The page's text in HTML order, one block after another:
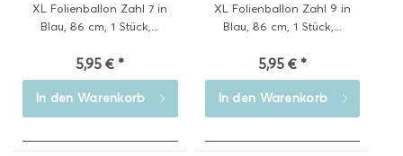
XL Folienballon Zahl 7 in
Blau, 86 cm, 1 Stück,...
5,95 € *
In den Warenkorb
XL Folienballon Zahl 9 in
Blau, 86 cm, 1 Stück,...
5,95 € *
In den Warenkorb